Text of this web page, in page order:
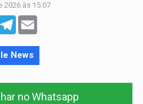
2026 às 15:07
Telegram
News
no Whatsapp